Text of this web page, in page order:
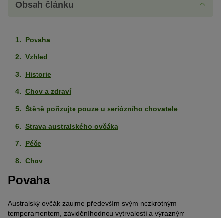
Obsah článku
Povaha
Vzhled
Historie
Chov a zdraví
Štěně pořizujte pouze u seriózního chovatele
Strava australského ovčáka
Péče
Chov
Povaha
Australský ovčák zaujme především svým nezkrotným
temperamentem, záviděníhodnou vytrvalostí a výrazným